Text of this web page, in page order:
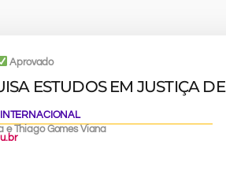
Aprovado
ESTUDOS EM JUSTIÇA DE
e Thiago Gomes Viana